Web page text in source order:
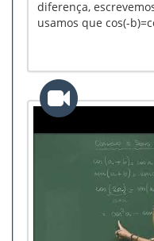
diferença,
usamos que cos(-